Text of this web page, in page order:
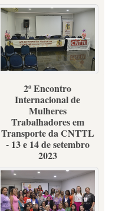
Fotos: Renata Rocha
2º Encontro
Internacional de
Mulheres
Trabalhadores em
Transporte da CNTTL
- 13 e 14 de setembro
2023